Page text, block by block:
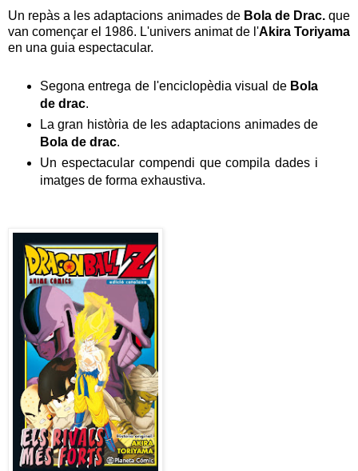
Un repàs a les adaptacions animades de Bola de Drac.que
van començar el 1986. L'univers animat de l'Akira Toriyama
en una guia espectacular.
Segona entrega de l'enciclopèdia visual de Bola
de drac.
La gran història de les adaptacions animades de
Bola de drac.
Un espectacular compendi que compila dades i
imatges de forma exhaustiva.